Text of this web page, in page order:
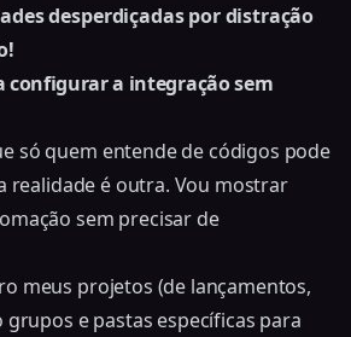
desperdiçadas por distração
configurar a integração sem
só quem entende de códigos pode
realidade é outra. Vou mostrar
sem precisar de
meus projetos (de lançamentos,
e pastas específicas para